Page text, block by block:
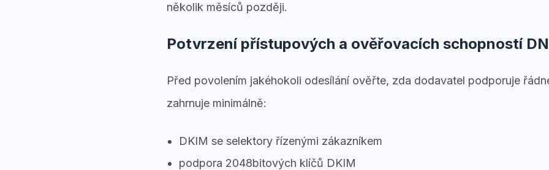
několik měsíců později.
Potvrzení přístupových a ověřovacích schopností
Před povolením jakéhokoli odesílání ověřte, zda dodavatel podporuje
zahrnuje minimálně:
DKIM se selektory řízenými zákazníkem
podpora 2048bitových klíčů DKIM